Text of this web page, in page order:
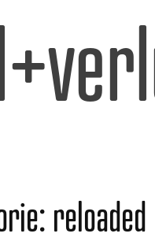
reloaded